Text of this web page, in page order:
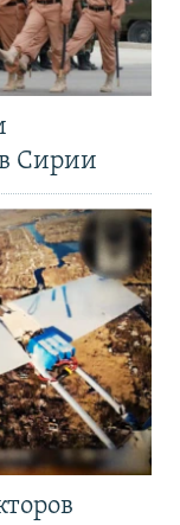
Сирии